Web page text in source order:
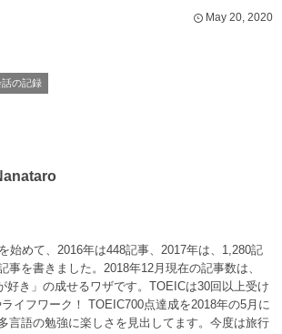
May 20, 2020
話の記録
始めて、2016年は448記事、2017年は、1,280記
事を書きました。2018年12月現在の記事数は、
好き」の成せるワザです。TOEICは30回以上受け
イフワーク！ TOEIC700点達成を2018年の5月に
言語の勉強に楽しさを見出してます。今度は旅行